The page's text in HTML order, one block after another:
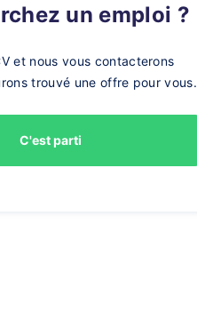
un emploi ?
et nous vous contacterons
trouvé une offre pour vous.
C'est parti